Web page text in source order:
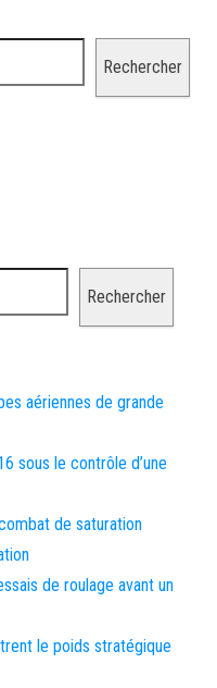
Rechercher
Rechercher
aériennes de grande
sous le contrôle d’une
de saturation
de roulage avant un
le poids stratégique